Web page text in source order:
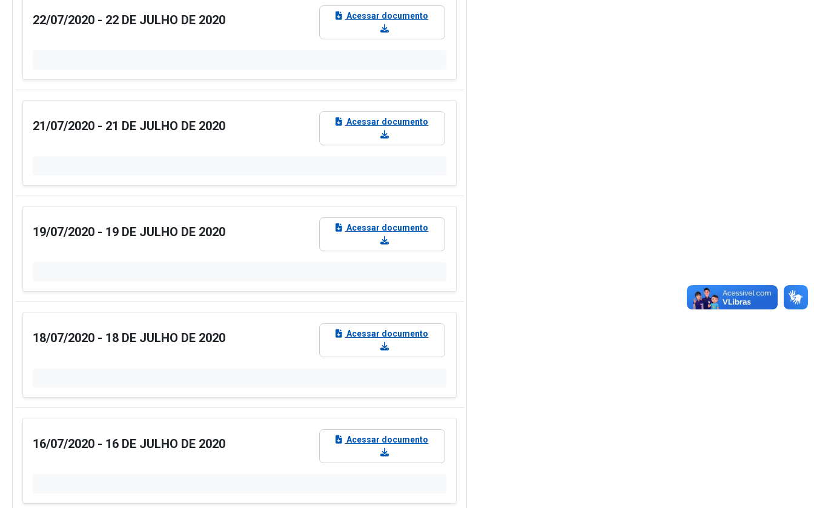
22/07/2020 - 22 DE JULHO DE 2020 Acessar documento
21/07/2020 - 21 DE JULHO DE 2020 Acessar documento
19/07/2020 - 19 DE JULHO DE 2020 Acessar documento
18/07/2020 - 18 DE JULHO DE 2020 Acessar documento
16/07/2020 - 16 DE JULHO DE 2020 Acessar documento